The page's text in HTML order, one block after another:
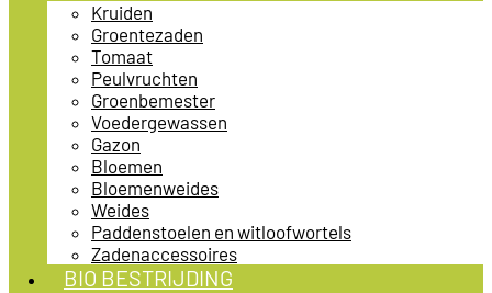
Kruiden
Groentezaden
Tomaat
Peulvruchten
Groenbemester
Voedergewassen
Gazon
Bloemen
Bloemenweides
Weides
Paddenstoelen en witloofwortels
Zadenaccessoires
BIO BESTRIJDING